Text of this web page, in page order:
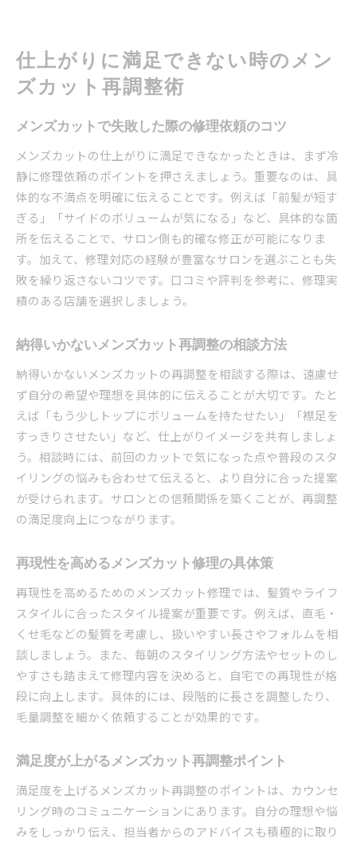
これからの時代に合うメンズカット修理とは
仕上がりに満足できない時のメン
ズカット再調整術
メンズカットで失敗した際の修理依頼のコツ
メンズカットの仕上がりに満足できなかったときは、まず冷
静に修理依頼のポイントを押さえましょう。重要なのは、具
体的な不満点を明確に伝えることです。例えば「前髪が短す
ぎる」「サイドのボリュームが気になる」など、具体的な箇
所を伝えることで、サロン側も的確な修正が可能になりま
す。加えて、修理対応の経験が豊富なサロンを選ぶことも失
敗を繰り返さないコツです。口コミや評判を参考に、修理実
績のある店舗を選択しましょう。
納得いかないメンズカット再調整の相談方法
納得いかないメンズカットの再調整を相談する際は、遠慮せ
ず自分の希望や理想を具体的に伝えることが大切です。たと
えば「もう少しトップにボリュームを持たせたい」「襟足を
すっきりさせたい」など、仕上がりイメージを共有しましょ
う。相談時には、前回のカットで気になった点や普段のスタ
イリングの悩みも合わせて伝えると、より自分に合った提案
が受けられます。サロンとの信頼関係を築くことが、再調整
の満足度向上につながります。
再現性を高めるメンズカット修理の具体策
再現性を高めるためのメンズカット修理では、髪質やライフ
スタイルに合ったスタイル提案が重要です。例えば、直毛・
くせ毛などの髪質を考慮し、扱いやすい長さやフォルムを相
談しましょう。また、毎朝のスタイリング方法やセットのし
やすさも踏まえて修理内容を決めると、自宅での再現性が格
段に向上します。具体的には、段階的に長さを調整したり、
毛量調整を細かく依頼することが効果的です。
満足度が上がるメンズカット再調整ポイント
満足度を上げるメンズカット再調整のポイントは、カウンセ
リング時のコミュニケーションにあります。自分の理想や悩
みをしっかり伝え、担当者からのアドバイスも積極的に取り